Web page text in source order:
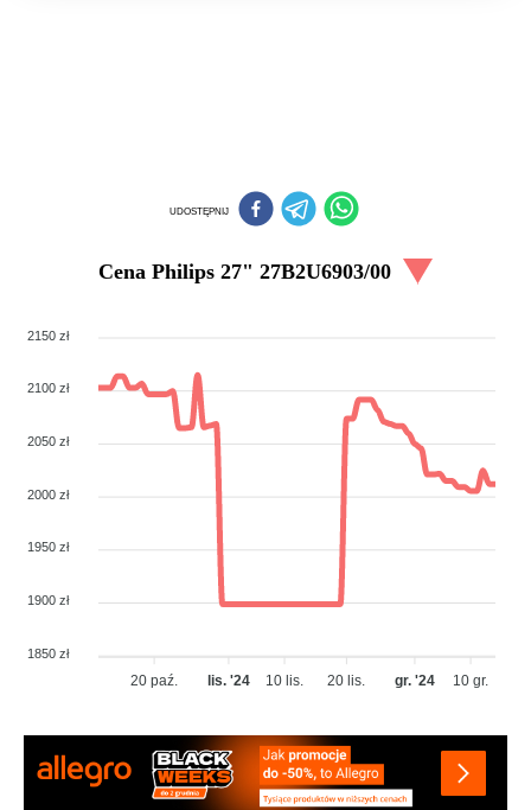
UDOSTĘPNIJ
Cena Philips 27" 27B2U6903/00
2150 zł
2100 zł
2050 zł
2000 zł
1950 zł
1900 zł
1850 zł
20 paź. lis. '24 10 lis. 20 lis. gr. '24 10 gr.